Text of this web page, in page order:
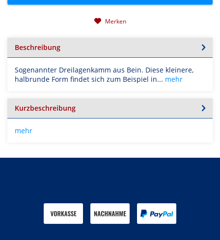
Merken
Beschreibung
Sogenannter Dreilagenkamm aus Bein. Diese kleinere,
halbrunde Form findet sich zum Beispiel in... mehr
Kurzbeschreibung
mehr